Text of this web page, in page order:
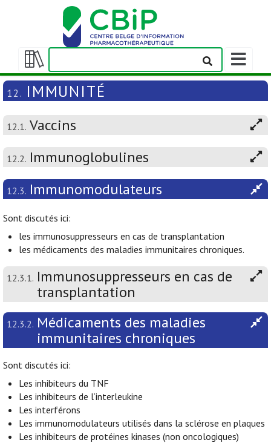
Afficher/masquer
la
table
matières
Afficher/
la
barre
navigation
12. IMMUNITÉ
12.1. Vaccins
12.2. Immunoglobulines
12.3. Immunomodulateurs
Sont discutés ici:
les immunosuppresseurs en cas de transplantation
les médicaments des maladies immunitaires chroniques.
12.3.1. Immunosuppresseurs en cas de
transplantation
12.3.2. Médicaments des maladies
immunitaires chroniques
Sont discutés ici:
Les inhibiteurs du TNF
Les inhibiteurs de l’interleukine
Les interférons
Les immunomodulateurs utilisés dans la sclérose en plaques
Les inhibiteurs de protéines kinases (non oncologiques)